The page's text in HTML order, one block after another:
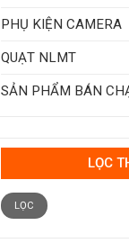
PHỤ KIỆN CAMERA
QUẠT NLMT
SẢN PHẨM BÁN
LỌC
Giá
tối
thiểu
Giá
tối
đa
LỌC